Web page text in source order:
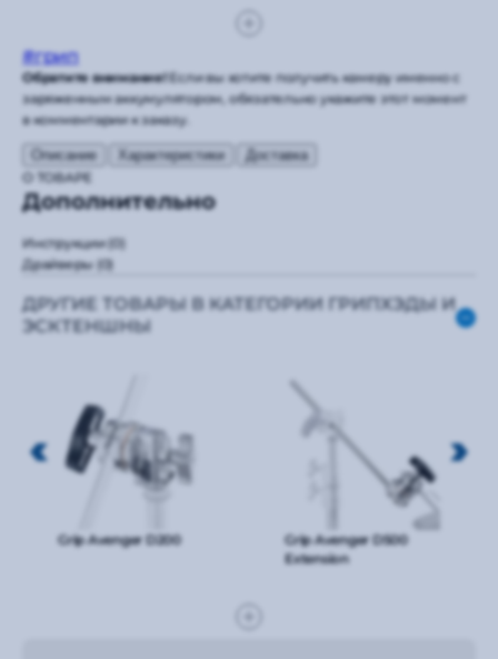
#грип
Обратите внимание!Если вы хотите получить камеру именно с
заряженным аккумулятором, обязательно укажите этот момент
в комментарии к заказу.
Описание Характеристики
Доставка
О ТОВАРЕ
Дополнительно
Инструкции(0)
Драйверы (0)
ДРУГИЕ ТОВАРЫ В КАТЕГОРИИ ГРИПХЭДЫ И
ЭСКТЕНШНЫ
Grip Avenger D200
Grip Avenger D500
Extension